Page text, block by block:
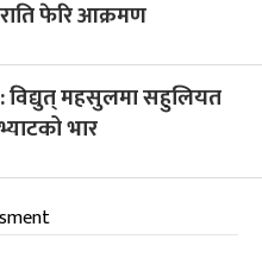
फेरि आक्रमण
विद्युत् महसुलमा सहुलियत
भार